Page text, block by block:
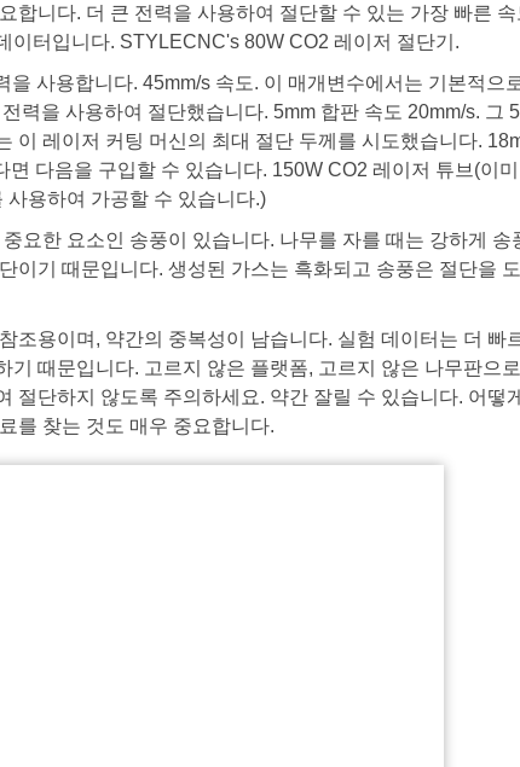
합니다. 더 큰 전력을 사용하여 절단할 수 있는 가장 빠른
이터입니다. STYLECNC's 80W CO2 레이저 절단기.
사용합니다. 45mm/s 속도. 이 매개변수에서는 기본적으
력을 사용하여 절단했습니다. 5mm 합판 속도 20mm/s. 그
이 레이저 커팅 머신의 최대 절단 두께를 시도했습니다.
다음을 구입할 수 있습니다. 150W CO2 레이저 튜브(이
용하여 가공할 수 있습니다.)
요한 요소인 송풍이 있습니다. 나무를 자를 때는 강하게
이기 때문입니다. 생성된 가스는 흑화되고 송풍은 절단을
조용이며, 약간의 중복성이 남습니다. 실험 데이터는 더 빠
때문입니다. 고르지 않은 플랫폼, 고르지 않은 나무판으
절단하지 않도록 주의하세요. 약간 잘릴 수 있습니다. 어떻
를 찾는 것도 매우 중요합니다.